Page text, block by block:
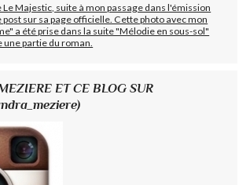
Majestic, suite à mon passage dans l'émission
sur sa page officielle. Cette photo avec mon
a été prise dans la suite "Mélodie en sous-sol"
partie du roman.
ET CE BLOG SUR